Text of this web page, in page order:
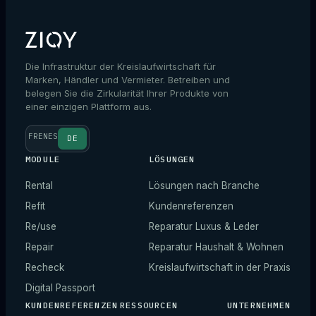
Die Infrastruktur der Kreislaufwirtschaft für
Marken, Händler und Vermieter. Betreiben und
belegen Sie die Zirkularität Ihrer Produkte von
einer einzigen Plattform aus.
FRENES DE
MODULE
Rental
Refit
Re/use
Repair
Recheck
Digital Passport
LÖSUNGEN
Lösungen nach Branche
Kundenreferenzen
Reparatur Luxus & Leder
Reparatur Haushalt & Wohnen
Kreislaufwirtschaft in der Praxis
KUNDENREFERENZEN RESSOURCEN UNTERNEHMEN